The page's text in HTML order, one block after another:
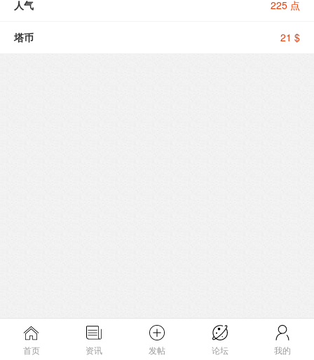
225 点
人气
21 $
塔币
首页 资讯 发帖 论坛 我的